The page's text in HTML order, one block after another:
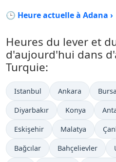
🕒 Heure actuelle à Adana ›
Heures du lever et
d'aujourd'hui dans
Turquie:
Istanbul Ankara Bursa
Diyarbakır Konya
Eskişehir Malatya
Bağcılar Bahçelievler